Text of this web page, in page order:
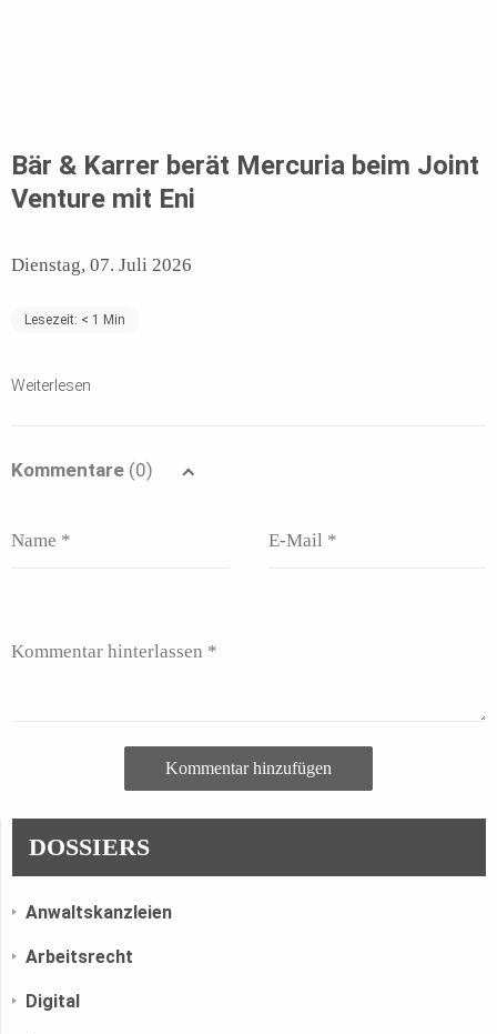
Bär & Karrer berät Mercuria beim Joint
Venture mit Eni
Dienstag, 07. Juli 2026
Lesezeit: < 1 Min
Weiterlesen
Kommentare (0)
Kommentar hinzufügen
DOSSIERS
Anwaltskanzleien
Arbeitsrecht
Digital